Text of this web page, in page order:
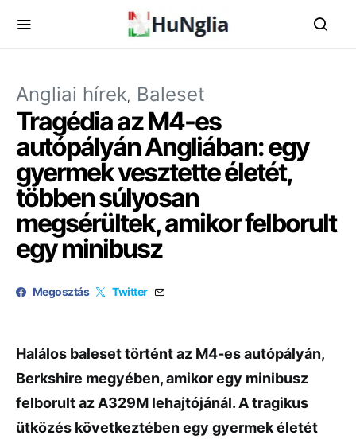
Angliai hírek Baleset
Tragédia az M4-es
autópályán Angliában: egy
gyermek vesztette életét,
többen súlyosan
megsérültek, amikor felborult
egy minibusz
Megosztás Twitter
Halálos balesettörténtaz M4-esautópályán,
Berkshire megyében,amikoregy minibusz
felborultaz A329M lehajtójánál. Atragikus
ütközés következtébenegy gyermekéletét